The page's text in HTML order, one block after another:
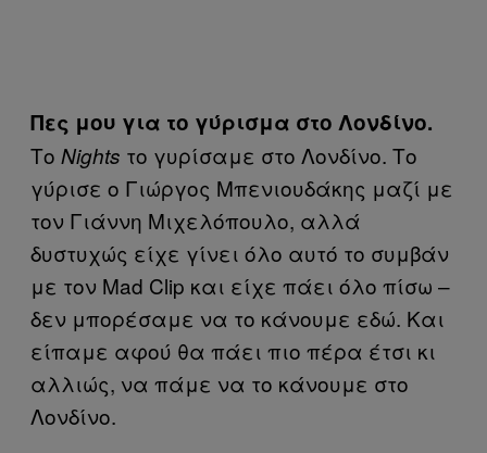
Πες μου για το γύρισμα στο Λονδίνο.
Το Nights το γυρίσαμε στο Λονδίνο. Το
γύρισε ο Γιώργος Μπενιουδάκης μαζί με
τον Γιάννη Μιχελόπουλο, αλλά
δυστυχώς είχε γίνει όλο αυτό το συμβάν
με τον Mad Clip και είχε πάει όλο πίσω –
δεν μπορέσαμε να το κάνουμε εδώ. Και
είπαμε αφού θα πάει πιο πέρα έτσι κι
αλλιώς, να πάμε να το κάνουμε στο
Λονδίνο.